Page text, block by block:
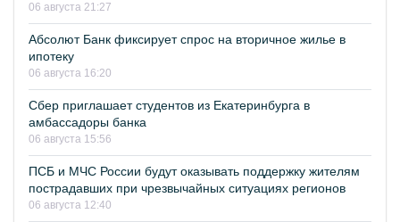
06 августа 21:27
Абсолют Банк фиксирует спрос на вторичное жилье в
ипотеку
06 августа 16:20
Сбер приглашает студентов из Екатеринбурга в
амбассадоры банка
06 августа 15:56
ПСБ и МЧС России будут оказывать поддержку жителям
пострадавших при чрезвычайных ситуациях регионов
06 августа 12:40